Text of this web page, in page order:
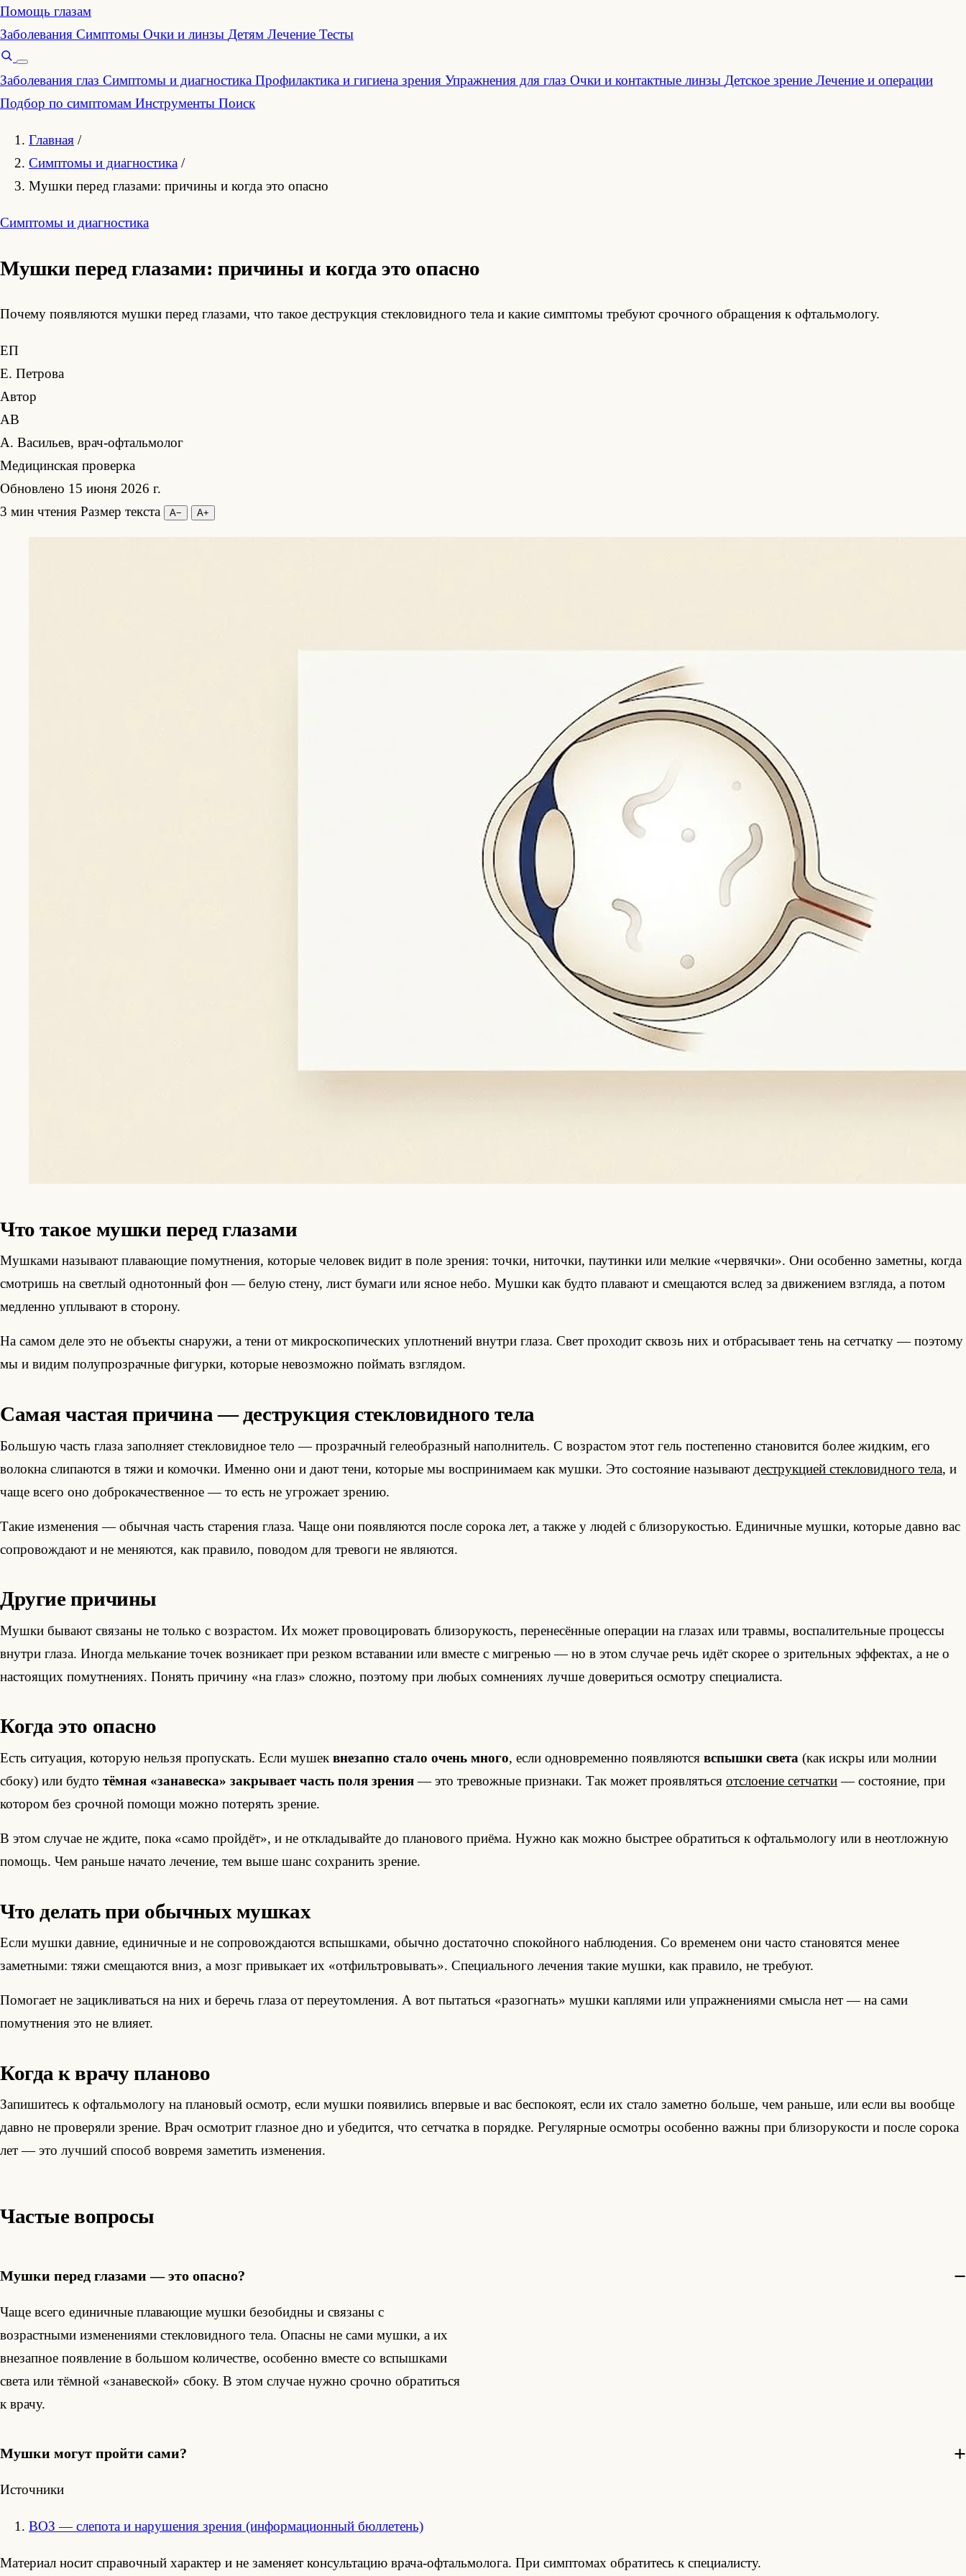
Помощь глазам
Заболевания Симптомы Очки и линзы Детям Лечение Тесты
Заболевания глаз Симптомы и диагностика Профилактика и гигиена зрения Упражнения для глаз Очки и контактные линзы Детское зрение Лечение и операции
Подбор по симптомам Инструменты Поиск
Главная /
Симптомы и диагностика /
Мушки перед глазами: причины и когда это опасно
Симптомы и диагностика
Мушки перед глазами: причины и когда это опасно
Почему появляются мушки перед глазами, что такое деструкция стекловидного тела и какие симптомы требуют срочного обращения к офтальмологу.
ЕП
Е. Петрова
Автор
АВ
А. Васильев, врач-офтальмолог
Медицинская проверка
Обновлено 15 июня 2026 г.
3 мин чтения Размер текста А− А+
Что такое мушки перед глазами
Мушками называют плавающие помутнения, которые человек видит в поле зрения: точки, ниточки, паутинки или мелкие «червячки». Они особенно заметны, когда
смотришь на светлый однотонный фон — белую стену, лист бумаги или ясное небо. Мушки как будто плавают и смещаются вслед за движением взгляда, а потом
медленно уплывают в сторону.
На самом деле это не объекты снаружи, а тени от микроскопических уплотнений внутри глаза. Свет проходит сквозь них и отбрасывает тень на сетчатку — поэтому
мы и видим полупрозрачные фигурки, которые невозможно поймать взглядом.
Самая частая причина — деструкция стекловидного тела
Большую часть глаза заполняет стекловидное тело — прозрачный гелеобразный наполнитель. С возрастом этот гель постепенно становится более жидким, его
волокна слипаются в тяжи и комочки. Именно они и дают тени, которые мы воспринимаем как мушки. Это состояние называют деструкцией стекловидного тела, и
чаще всего оно доброкачественное — то есть не угрожает зрению.
Такие изменения — обычная часть старения глаза. Чаще они появляются после сорока лет, а также у людей с близорукостью. Единичные мушки, которые давно вас
сопровождают и не меняются, как правило, поводом для тревоги не являются.
Другие причины
Мушки бывают связаны не только с возрастом. Их может провоцировать близорукость, перенесённые операции на глазах или травмы, воспалительные процессы
внутри глаза. Иногда мелькание точек возникает при резком вставании или вместе с мигренью — но в этом случае речь идёт скорее о зрительных эффектах, а не о
настоящих помутнениях. Понять причину «на глаз» сложно, поэтому при любых сомнениях лучше довериться осмотру специалиста.
Когда это опасно
Есть ситуация, которую нельзя пропускать. Если мушек внезапно стало очень много, если одновременно появляются вспышки света (как искры или молнии
сбоку) или будто тёмная «занавеска» закрывает часть поля зрения— это тревожные признаки. Так может проявляться отслоение сетчатки— состояние, при
котором без срочной помощи можно потерять зрение.
В этом случае не ждите, пока «само пройдёт», и не откладывайте до планового приёма. Нужно как можно быстрее обратиться к офтальмологу или в неотложную
помощь. Чем раньше начато лечение, тем выше шанс сохранить зрение.
Что делать при обычных мушках
Если мушки давние, единичные и не сопровождаются вспышками, обычно достаточно спокойного наблюдения. Со временем они часто становятся менее
заметными: тяжи смещаются вниз, а мозг привыкает их «отфильтровывать». Специального лечения такие мушки, как правило, не требуют.
Помогает не зацикливаться на них и беречь глаза от переутомления. А вот пытаться «разогнать» мушки каплями или упражнениями смысла нет — на сами
помутнения это не влияет.
Когда к врачу планово
Запишитесь к офтальмологу на плановый осмотр, если мушки появились впервые и вас беспокоят, если их стало заметно больше, чем раньше, или если вы вообще
давно не проверяли зрение. Врач осмотрит глазное дно и убедится, что сетчатка в порядке. Регулярные осмотры особенно важны при близорукости и после сорока
лет — это лучший способ вовремя заметить изменения.
Частые вопросы
Мушки перед глазами — это опасно?
Чаще всего единичные плавающие мушки безобидны и связаны с
возрастными изменениями стекловидного тела. Опасны не сами мушки, а их
внезапное появление в большом количестве, особенно вместе со вспышками
света или тёмной «занавеской» сбоку. В этом случае нужно срочно обратиться
к врачу.
Мушки могут пройти сами?
Источники
ВОЗ — слепота и нарушения зрения (информационный бюллетень)
Материал носит справочный характер и не заменяет консультацию врача-офтальмолога. При симптомах обратитесь к специалисту.